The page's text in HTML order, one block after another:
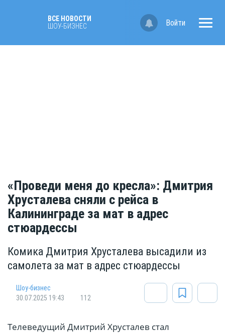
ВСЕ НОВОСТИ
ШОУ-БИЗНЕС
Войти
«Проведи меня до кресла»: Дмитрия
Хрусталева сняли с рейса в
Калининграде за мат в адрес
стюардессы
Комика Дмитрия Хрусталева высадили из
самолета за мат в адрес стюардессы
Шоу-бизнес
30.07.2025 19:43
112
Телеведущий Дмитрий Хрусталев стал